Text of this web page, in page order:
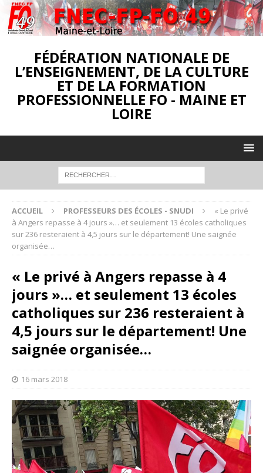
FÉDÉRATION NATIONALE DE
L’ENSEIGNEMENT, DE LA CULTURE
ET DE LA FORMATION
PROFESSIONNELLE FO - MAINE ET
LOIRE
ACCUEIL PROFESSEURS DES ÉCOLES - SNUDI
« Le privé
à Angers repasse à 4 jours »… et seulement 13 écoles catholiques
sur 236 resteraient à 4,5 jours sur le département! Une saignée
organisée…
« Le privé à Angers repasse à 4
jours »… et seulement 13 écoles
catholiques sur 236 resteraient à
4,5 jours sur le département! Une
saignée organisée…
16 mars 2018